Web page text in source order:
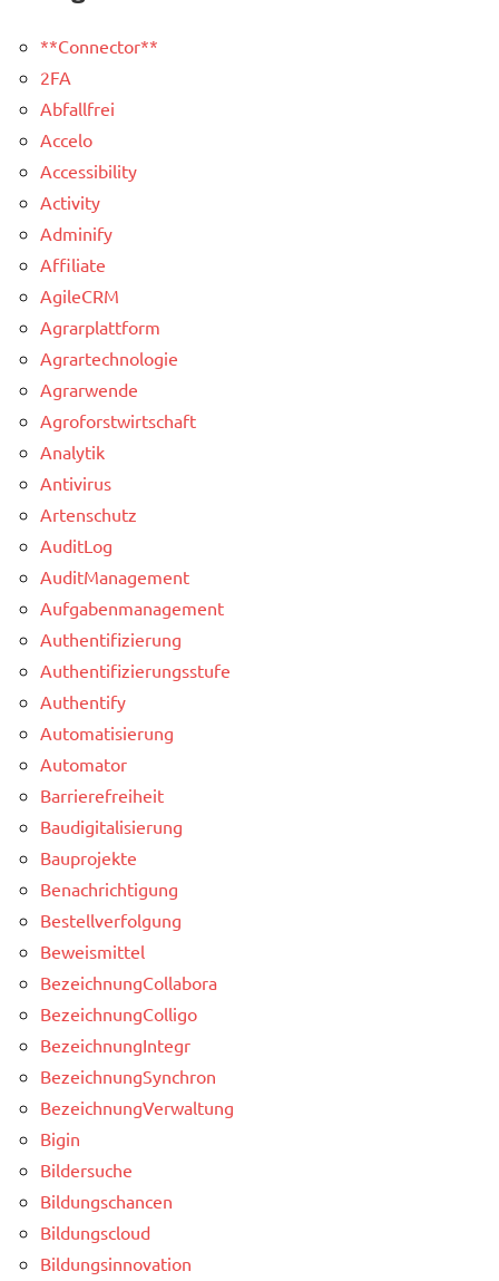
**Connector**
2FA
Abfallfrei
Accelo
Accessibility
Activity
Adminify
Affiliate
AgileCRM
Agrarplattform
Agrartechnologie
Agrarwende
Agroforstwirtschaft
Analytik
Antivirus
Artenschutz
AuditLog
AuditManagement
Aufgabenmanagement
Authentifizierung
Authentifizierungsstufe
Authentify
Automatisierung
Automator
Barrierefreiheit
Baudigitalisierung
Bauprojekte
Benachrichtigung
Bestellverfolgung
Beweismittel
BezeichnungCollabora
BezeichnungColligo
BezeichnungIntegr
BezeichnungSynchron
BezeichnungVerwaltung
Bigin
Bildersuche
Bildungschancen
Bildungscloud
Bildungsinnovation